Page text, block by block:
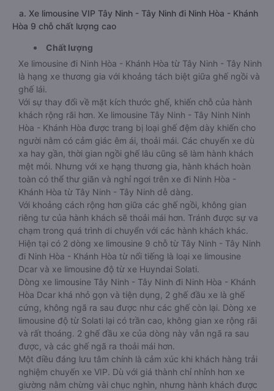
a. Xe limousine VIP Tây Ninh - Tây Ninh đi Ninh Hòa - Khánh
Hòa 9 chỗ chất lượng cao
Chất lượng
Xe limousine đi Ninh Hòa - Khánh Hòa từ Tây Ninh - Tây Ninh
là hạng xe thương gia với khoảng tách biệt giữa ghế ngồi và
ghế lái.
Với sự thay đổi về mặt kích thước ghế, khiến chỗ của hành
khách rộng rãi hơn. Xe limousine Tây Ninh - Tây Ninh Ninh
Hòa - Khánh Hòa được trang bị loại ghế đệm dày khiến cho
người nằm có cảm giác êm ái, thoải mái. Các chuyến xe dù
xa hay gần, thời gian ngồi ghế lâu cũng sẽ làm hành khách
mệt mỏi. Nhưng với xe hạng thương gia, hành khách hoàn
toàn có thể thư giãn và nghỉ ngơi trên xe đi Ninh Hòa -
Khánh Hòa từ Tây Ninh - Tây Ninh dễ dàng.
Với khoảng cách rộng hơn giữa các ghế ngồi, không gian
riêng tư của hành khách sẽ thoải mái hơn. Tránh được sự va
chạm trong quá trình di chuyển với các hành khách khác.
Hiện tại có 2 dòng xe limousine 9 chỗ từ Tây Ninh - Tây Ninh
đi Ninh Hòa - Khánh Hòa từ nổi tiếng là loại xe limousine
Dcar và xe limousine độ từ xe Huyndai Solati.
Dòng xe limousine Tây Ninh - Tây Ninh đi Ninh Hòa - Khánh
Hòa Dcar khá nhỏ gọn và tiện dụng, 2 ghế đầu xe là ghế
cứng, không ngã ra sau được như các ghế còn lại. Dòng xe
limousine độ từ Solati lại có trần cao, không gian xe rộng rãi
và rất thoáng. 2 ghế đầu xe của dòng này vẫn ngã ra sau
được, và các ghế ngã ra thoải mái hơn.
Một điều đáng lưu tâm chính là cảm xúc khi khách hàng trải
nghiệm chuyến xe VIP. Dù với giá thành chỉ nhỉnh hơn xe
giường nằm chừng vài chục nghìn, nhưng hành khách được